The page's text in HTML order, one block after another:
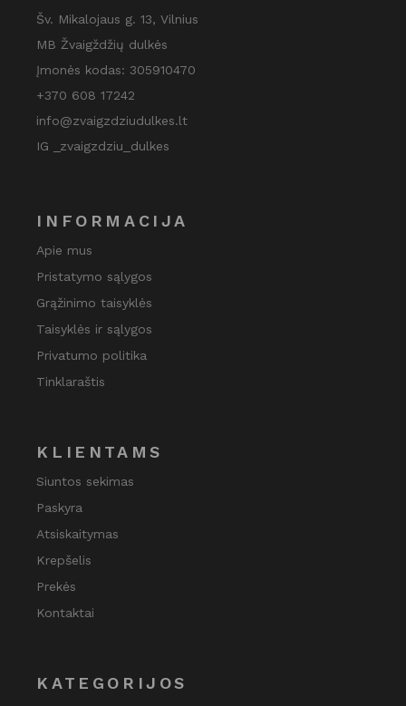
Šv. Mikalojaus g. 13, Vilnius
MB Žvaigždžių dulkės
Įmonės kodas: 305910470
+370 608 17242
info@zvaigzdziudulkes.lt
IG _zvaigzdziu_dulkes
INFORMACIJA
Apie mus
Pristatymo sąlygos
Grąžinimo taisyklės
Taisyklės ir sąlygos
Privatumo politika
Tinklaraštis
KLIENTAMS
Siuntos sekimas
Paskyra
Atsiskaitymas
Krepšelis
Prekės
Kontaktai
KATEGORIJOS